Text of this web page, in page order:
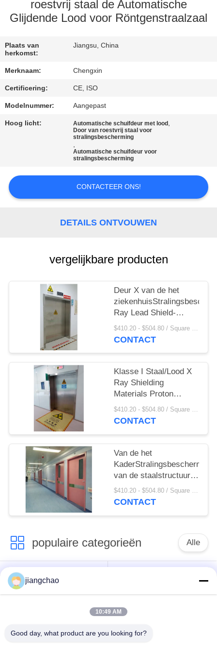
ONS
NIEUWS
SITEMAP
roestvrij staal de Automatische
Glijdende Lood voor Röntgenstraalzaal
Plaats van
herkomst:
Jiangsu, China
Merknaam: Chengxin
Certificering: CE, ISO
Modelnummer: Aangepast
Hoog licht: Automatische schuifdeur met lood ,
Door van roestvrij staal voor
stralingsbescherming
,
Automatische schuifdeur voor
stralingsbescherming
CONTACTEER ONS!
DETAILS ONTVOUWEN
vergelijkbare producten
Deur X van de het
Ray Lead Shield-
Beschermend
HUISDIERENct
$410.20 - $504.80 / Square Meter MOQ:2.1 vierkante Meter/Vierkant
CONTACT
Klasse I Staal/Lood X
Ray Shielding
Materials Proton
Protection-Deur
Antistraling voor
$410.20 - $504.80 / Square Meter MOQ:2.1 vierkante Meter/Vierkant
CONTACT
Van de het
KaderStralingsbescherming
van de staalstructuur
de Bescherming van de
de Deurlijn voor
$410.20 - $504.80 / Square Meter MOQ:2.1 vierkante Meter/Vierkant
CONTACT
populaire categorieën Alle
De Bladen van de
loodbeveiliging
jiangchao
10:49 AM
Good day, what product are you looking for?